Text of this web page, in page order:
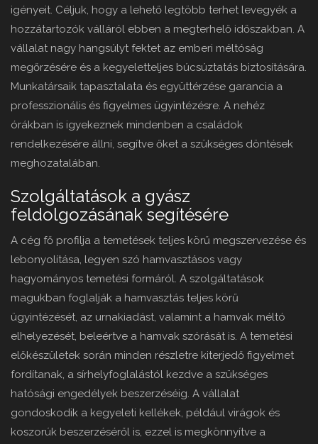
igényeit. Céljuk, hogy a lehető legtöbb terhet levegyék a
hozzátartozók válláról ebben a megterhelő időszakban. A
vállalat nagy hangsúlyt fektet az emberi méltóság
megőrzésére és a kegyeletteljes búcsúztatás biztosítására.
Munkatársaik tapasztalata és együttérzése garancia a
professzionális és figyelmes ügyintézésre. A nehéz
órákban is igyekeznek mindenben a családok
rendelkezésére állni, segítve őket a szükséges döntések
meghozatalában.
Szolgáltatások a gyász
feldolgozásának segítésére
A cég fő profilja a temetések teljes körű megszervezése és
lebonyolítása, legyen szó hamvasztásos vagy
hagyományos temetési formáról. A szolgáltatások
magukban foglalják a hamvasztás teljes körű
ügyintézését, az urnakiadást, valamint a hamvak méltó
elhelyezését, beleértve a hamvak szórását is. A temetési
előkészületek során minden részletre kiterjedő figyelmet
fordítanak, a sírhelyfoglalástól kezdve a szükséges
hatósági engedélyek beszerzéséig. A vállalat
gondoskodik a kegyeleti kellékek, például virágok és
koszorúk beszerzéséről is, ezzel is megkönnyítve a